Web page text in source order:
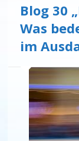
Blog 30
Was
im